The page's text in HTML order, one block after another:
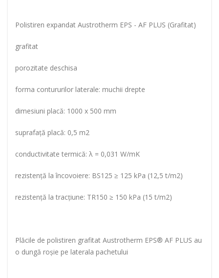
Polistiren expandat Austrotherm EPS - AF PLUS (Grafitat)
grafitat
porozitate deschisa
forma contururilor laterale: muchii drepte
dimesiuni placă: 1000 x 500 mm
suprafaţă placă: 0,5 m2
conductivitate termică: λ = 0,031 W/mK
rezistenţă la încovoiere: BS125 ≥ 125 kPa (12,5 t/m2)
rezistenţă la tracţiune: TR150 ≥ 150 kPa (15 t/m2)
Plăcile de polistiren grafitat Austrotherm EPS® AF PLUS au
o dungă roşie pe laterala pachetului